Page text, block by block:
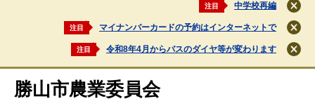
注目 中学校再編
閉
じ
る
注目 マイナンバーカードの予約はインターネットで
閉
じ
る
注目 令和8年4月からバスのダイヤ等が変わります
閉
じ
勝山市農業委員会